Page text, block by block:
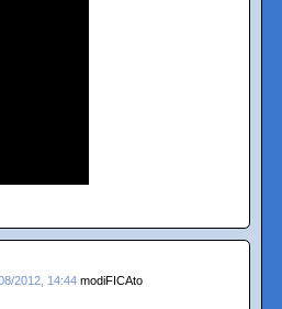
2012, 14:44 modiFICAto